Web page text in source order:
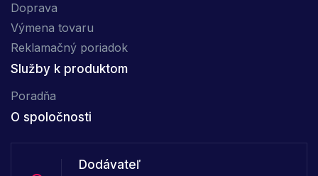
Doprava
Výmena tovaru
Reklamačný poriadok
Služby k produktom
Poradňa
O spoločnosti
Dodávateľ